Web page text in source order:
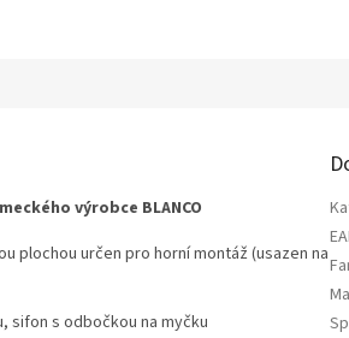
výrobce BLANCO
plochou určen pro horní montáž (usazen na
sifon s odbočkou na myčku